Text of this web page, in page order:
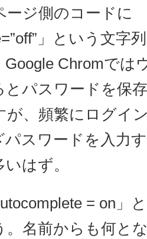
ージ側のコードに
」という文字
Google Chromでは
とパスワードを保
が、頻繁にログイ
パスワードを入力
はず。
= on」
。名前からも何と